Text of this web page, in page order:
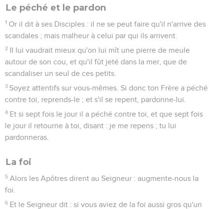
Le péché et le pardon
1 Or il dit à ses Disciples : il ne se peut faire qu'il n'arrive des
scandales ; mais malheur à celui par qui ils arrivent.
2 Il lui vaudrait mieux qu'on lui mît une pierre de meule
autour de son cou, et qu'il fût jeté dans la mer, que de
scandaliser un seul de ces petits.
3 Soyez attentifs sur vous-mêmes. Si donc ton Frère a péché
contre toi, reprends-le ; et s'il se repent, pardonne-lui.
4 Et si sept fois le jour il a péché contre toi, et que sept fois
le jour il retourne à toi, disant : je me repens ; tu lui
pardonneras.
La foi
5 Alors les Apôtres dirent au Seigneur : augmente-nous la
foi.
6 Et le Seigneur dit : si vous aviez de la foi aussi gros qu'un